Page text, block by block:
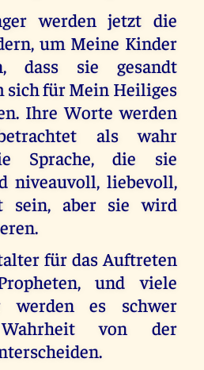
werden jetzt die
um Meine Kinder
dass sie gesandt
sich für Mein Heiliges
Ihre Worte werden
als wahr
Sprache, die sie
niveauvoll, liebevoll,
sein, aber sie wird
für das Auftreten
und viele
werden es schwer
von der